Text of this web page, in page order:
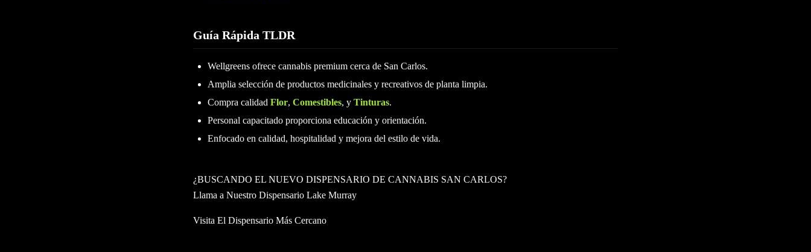
Guía Rápida TLDR
Wellgreens ofrece cannabis premium cerca de San Carlos.
Amplia selección de productos medicinales y recreativos de planta limpia.
Compra calidad Flor, Comestibles, y Tinturas.
Personal capacitado proporciona educación y orientación.
Enfocado en calidad, hospitalidad y mejora del estilo de vida.
¿BUSCANDO EL NUEVO DISPENSARIO DE CANNABIS SAN CARLOS?
Llama a Nuestro Dispensario Lake Murray
Visita El Dispensario Más Cercano